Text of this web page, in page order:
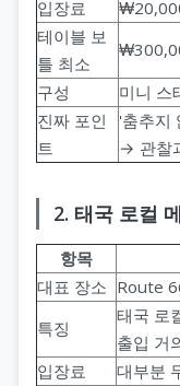
입장료
테이블 보
틀 최소
구성
미니 스
진짜 포인
트
'춤추지
→ 관찰
2. 태국 로컬
항목
대표 장소 Route
특징
태국 로
출입 거
입장료
대부분